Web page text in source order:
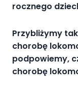
rocznego
Przybliżymy
chorobę
podpowiemy,
chorobę